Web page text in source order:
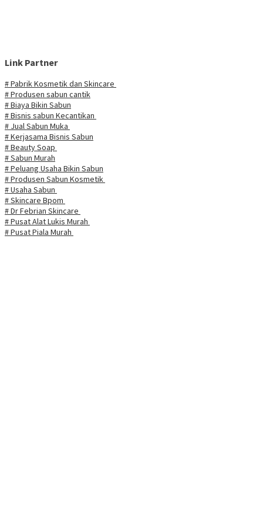
Link Partner
# Pabrik Kosmetik dan Skincare
# Produsen sabun cantik
# Biaya Bikin Sabun
# Bisnis sabun Kecantikan
# Jual Sabun Muka
# Kerjasama Bisnis Sabun
# Beauty Soap
# Sabun Murah
# Peluang Usaha Bikin Sabun
# Produsen Sabun Kosmetik
# Usaha Sabun
# Skincare Bpom
# Dr Febrian Skincare
# Pusat Alat Lukis Murah
# Pusat Piala Murah